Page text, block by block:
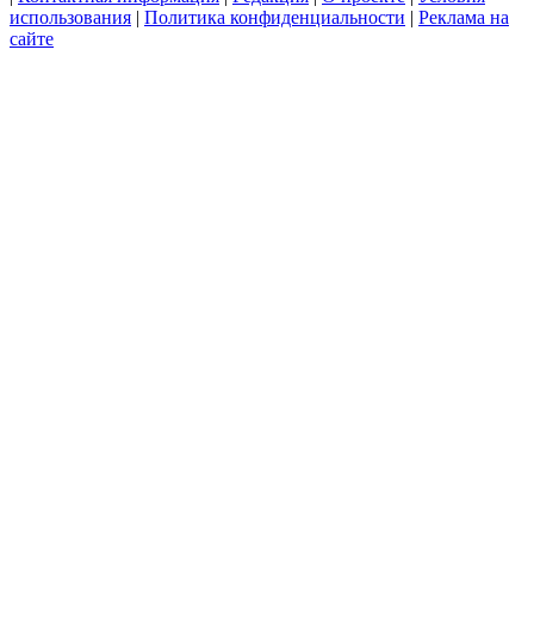
использования | Политика конфиденциальности | Реклама на
сайте